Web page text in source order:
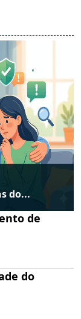
do...
de
do